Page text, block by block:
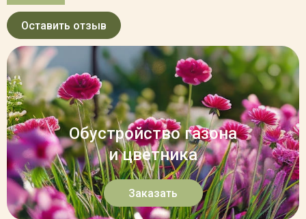
Оставить отзыв
Обустройство газона
и цветника
Заказать